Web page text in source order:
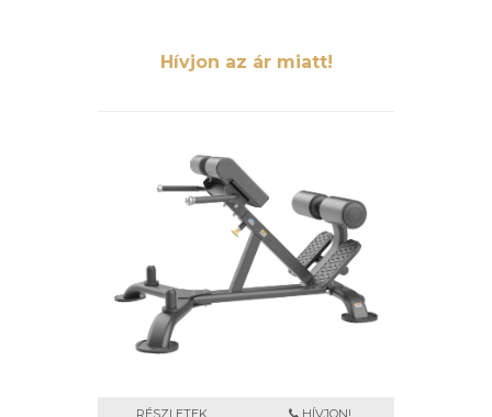
Hívjon az ár miatt!
RÉSZLETEK HÍVJON!